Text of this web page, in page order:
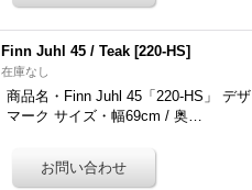
Finn Juhl 45 / Teak [220-HS]
在庫なし
商品名・Finn Juhl 45「220-HS」 デ
マーク サイズ・幅69cm / 奥…